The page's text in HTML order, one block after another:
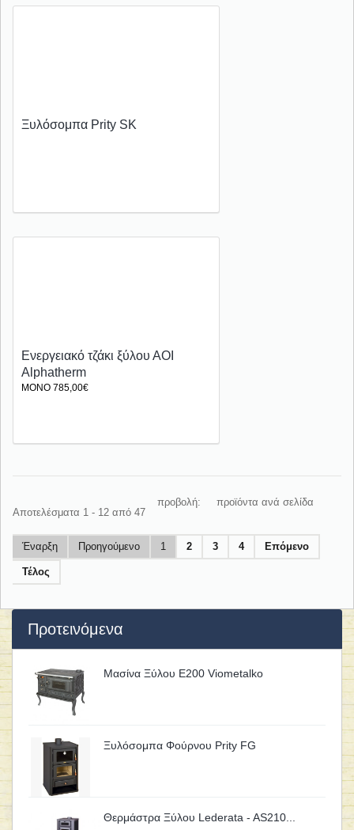
Ξυλόσομπα Prity SK
Ενεργειακό τζάκι ξύλου ΑΟΙ
Αlphatherm
ΜΟΝΟ 785,00€
Αποτελέσματα 1 - 12 από 47
προβολή: προϊόντα ανά σελίδα
Έναρξη Προηγούμενο 1 2 3 4 Επόμενο
Τέλος
Προτεινόμενα
Μασίνα Ξύλου Ε200 Viometalko
Ξυλόσομπα Φούρνου Prity FG
Θερμάστρα Ξύλου Lederata - AS210...